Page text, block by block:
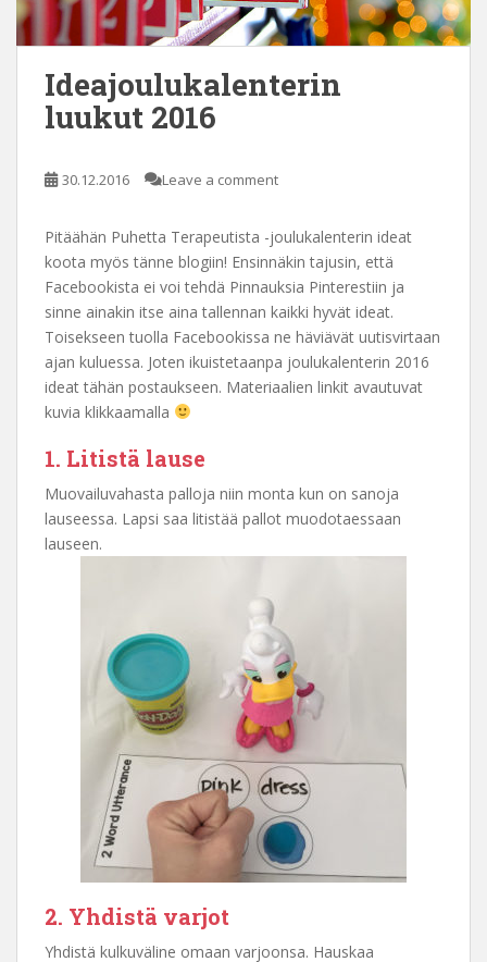
Ideajoulukalenterin
luukut 2016
30.12.2016 Leave a comment
Pitäähän Puhetta Terapeutista -joulukalenterin ideat
koota myös tänne blogiin! Ensinnäkin tajusin, että
Facebookista ei voi tehdä Pinnauksia Pinterestiin ja
sinne ainakin itse aina tallennan kaikki hyvät ideat.
Toisekseen tuolla Facebookissa ne häviävät uutisvirtaan
ajan kuluessa. Joten ikuistetaanpa joulukalenterin 2016
ideat tähän postaukseen. Materiaalien linkit avautuvat
kuvia klikkaamalla
1. Litistä lause
Muovailuvahasta palloja niin monta kun on sanoja
lauseessa. Lapsi saa litistää pallot muodotaessaan
lauseen.
2. Yhdistä varjot
Yhdistä kulkuväline omaan varjoonsa. Hauskaa